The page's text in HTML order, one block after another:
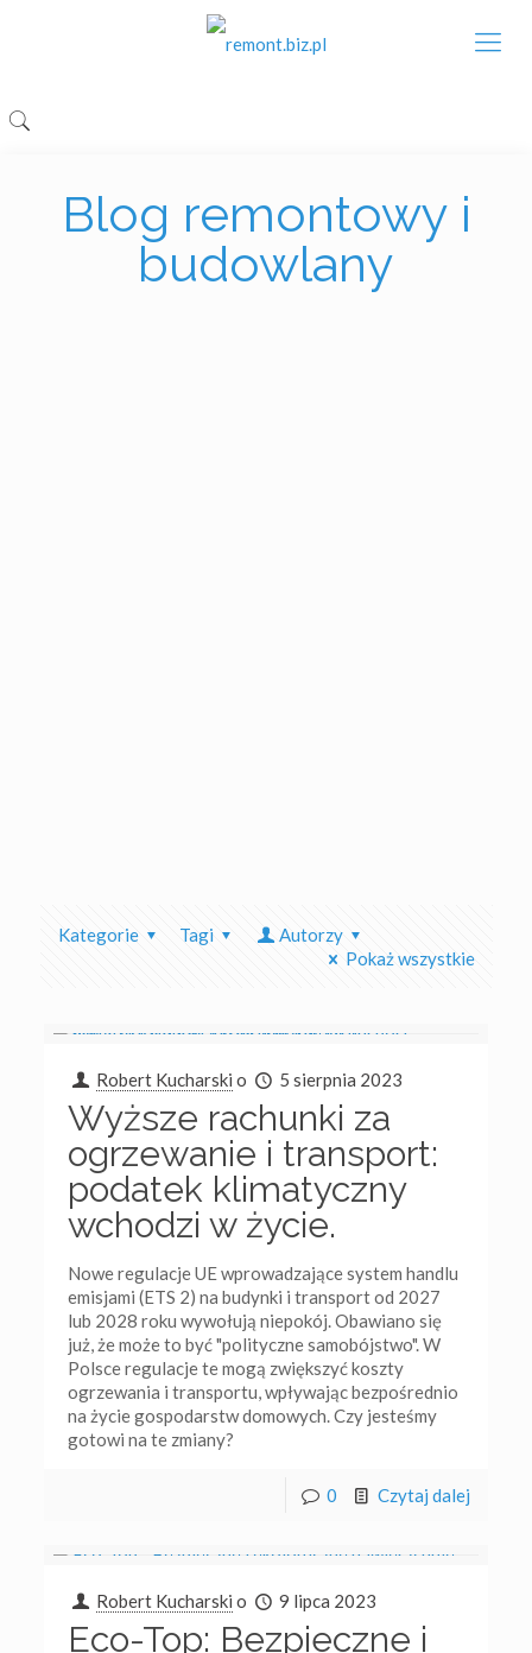
Blog remontowy i
budowlany
Kategorie Tagi
Autorzy
Pokaż wszystkie
Robert Kucharski o 5 sierpnia 2023
Wyższe rachunki za
ogrzewanie i transport:
podatek klimatyczny
wchodzi w życie.
Nowe regulacje UE wprowadzające system handlu
emisjami (ETS 2) na budynki i transport od 2027
lub 2028 roku wywołują niepokój. Obawiano się
już, że może to być "polityczne samobójstwo". W
Polsce regulacje te mogą zwiększyć koszty
ogrzewania i transportu, wpływając bezpośrednio
na życie gospodarstw domowych. Czy jesteśmy
gotowi na te zmiany?
0 Czytaj dalej
Robert Kucharski o 9 lipca 2023
Eco-Top: Bezpieczne i